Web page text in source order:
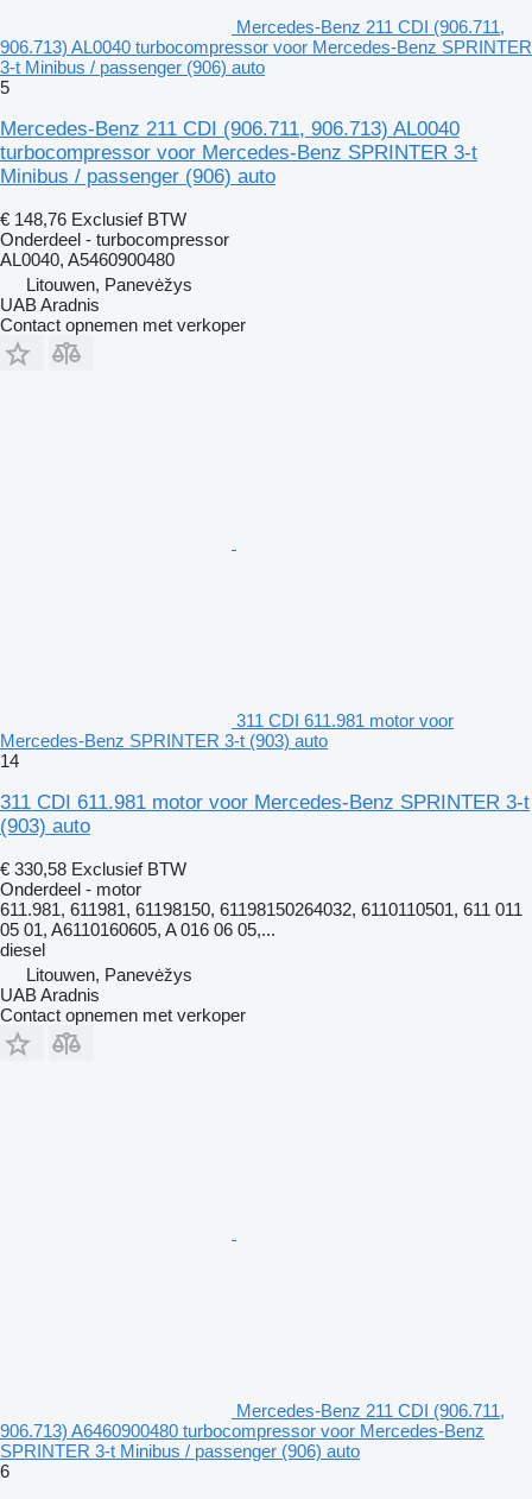
Mercedes-Benz 211 CDI (906.711,
906.713) AL0040 turbocompressor voor Mercedes-Benz SPRINTER
3-t Minibus / passenger (906) auto
5
Mercedes-Benz 211 CDI (906.711, 906.713) AL0040
turbocompressor voor Mercedes-Benz SPRINTER 3-t
Minibus / passenger (906) auto
€ 148,76 Exclusief BTW
Onderdeel - turbocompressor
AL0040, A5460900480
Litouwen, Panevėžys
UAB Aradnis
Contact opnemen met verkoper
311 CDI 611.981 motor voor
Mercedes-Benz SPRINTER 3-t (903) auto
14
311 CDI 611.981 motor voor Mercedes-Benz SPRINTER 3-t
(903) auto
€ 330,58 Exclusief BTW
Onderdeel - motor
611.981, 611981, 61198150, 61198150264032, 6110110501, 611 011
05 01, A6110160605, A 016 06 05,...
diesel
Litouwen, Panevėžys
UAB Aradnis
Contact opnemen met verkoper
Mercedes-Benz 211 CDI (906.711,
906.713) A6460900480 turbocompressor voor Mercedes-Benz
SPRINTER 3-t Minibus / passenger (906) auto
6